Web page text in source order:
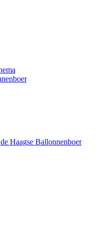
Haagse Ballonnenboer